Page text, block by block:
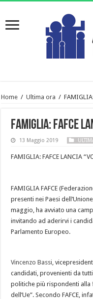
Home / Ultima ora /
FAMIGLIA: FAFCE
13 Maggio 2019
FAMIGLIA: FAFCE LANCIA
FAMIGLIA FAFCE
presenti nei Paesi
maggio, ha avviato una
invitando ad aderirvi i
Parlamento Europeo.
Vincenzo Bassi ,
candidati, provenienti da
politiche più rispondenti
dell’Ue”. Secondo FAFCE,